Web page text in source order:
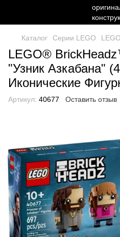
Каталог Серии LEGO
LEGO®
"Узник Азкабана"
Иконические
Артикул: 40677 Оставить отзыв